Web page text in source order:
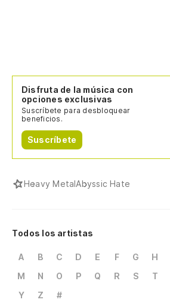
Disfruta de la música con
opciones exclusivas
Suscríbete para desbloquear
beneficios.
Suscríbete
Heavy MetalAbyssic Hate
Todos los artistas
A B C D E F G H
M
N O P Q R S T
Y
Z #